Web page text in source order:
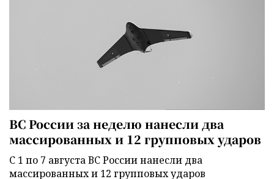
ВС России за неделю нанесли два
массированных и 12 групповых ударов
С 1 по 7 августа ВС России нанесли два
массированных и 12 групповых ударов